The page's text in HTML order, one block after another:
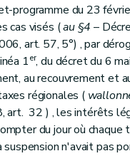
programme du 23
cas visés (au §4 –
art. 57, 5°) , par
1er, du décret du 6
au recouvrement et
régionales (
art. 32 ) , les intérêts
du jour où chaque
suspension n'avait pas